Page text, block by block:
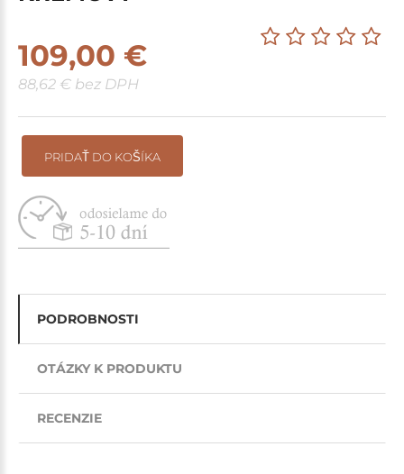
109,00 €
88,62 € bez DPH
PRIDAŤ DO KOŠÍKA
PODROBNOSTI
OTÁZKY K PRODUKTU
RECENZIE